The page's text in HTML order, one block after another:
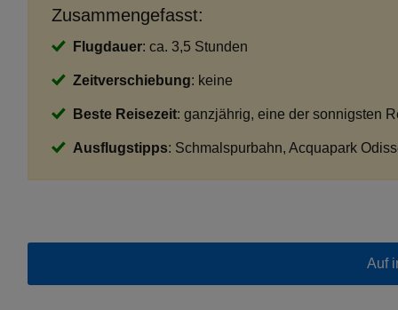
Zusammengefasst:
Flugdauer: ca. 3,5 Stunden
Zeitverschiebung: keine
Beste Reisezeit: ganzjährig, eine der sonnigsten
Ausflugstipps: Schmalspurbahn, Acquapark
Auf